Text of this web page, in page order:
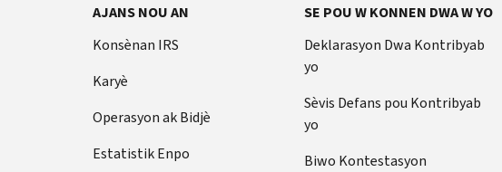
AJANS NOU AN
Konsènan IRS
Karyè
Operasyon ak Bidjè
Estatistik Enpo
SE POU W KONNEN DWA W YO
Deklarasyon Dwa Kontribyab
yo
Sèvis Defans pou Kontribyab
yo
Biwo Kontestasyon